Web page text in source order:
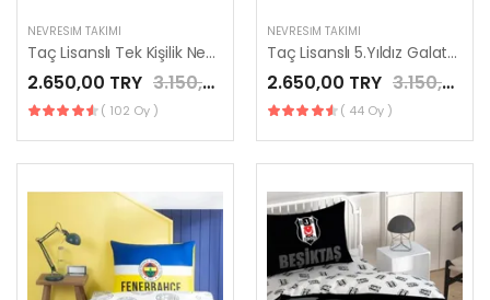
NEVRESIM TAKIMI
Taç Lisanslı Tek Kişilik Nevresim Takımı Barbie Çek Canlandır
2.650,00 TRY 3.150,00 TRY
( 102 Oy )
NEVRESIM TAKIMI
Taç Lisanslı 5.Yıldız Galatasaray Nevresim Takımı Tek Kişilik
2.650,00 TRY 3.150,00 TRY
( 44 Oy )